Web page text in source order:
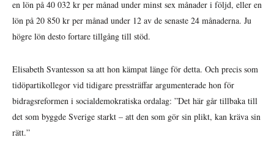
en lön på 40 032 kr per månad under minst sex månader i följd, eller en
lön på 20 850 kr per månad under 12 av de senaste 24 månaderna. Ju
högre lön desto fortare tillgång till stöd.
Elisabeth Svantesson sa att hon kämpat länge för detta. Och precis som
tidöpartikollegor vid tidigare pressträffar argumenterade hon för
bidragsreformen i socialdemokratiska ordalag: ”Det här går tillbaka till
det som byggde Sverige starkt – att den som gör sin plikt, kan kräva sin
rätt.”